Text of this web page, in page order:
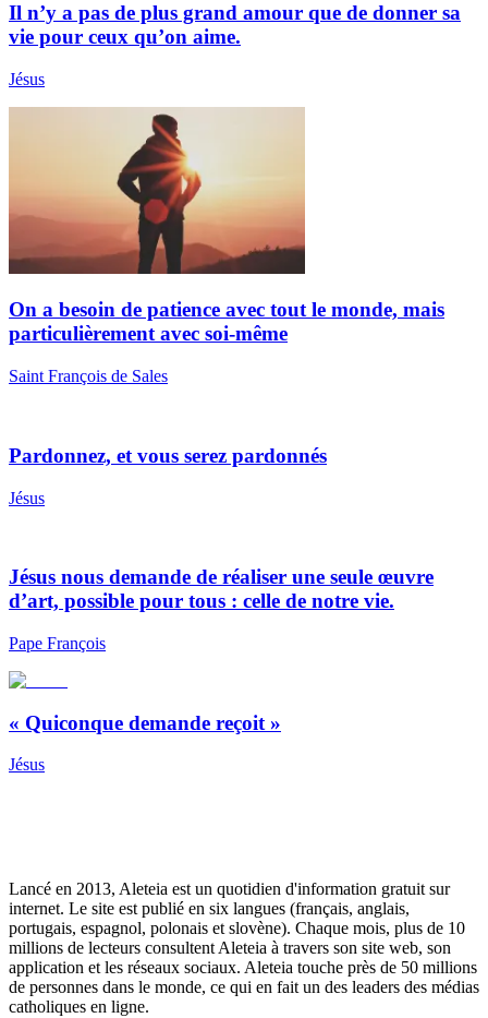
Il n’y a pas de plus grand amour que de donner sa
vie pour ceux qu’on aime.
Jésus
On a besoin de patience avec tout le monde, mais
particulièrement avec soi-même
Saint François de Sales
Pardonnez, et vous serez pardonnés
Jésus
Jésus nous demande de réaliser une seule œuvre
d’art, possible pour tous : celle de notre vie.
Pape François
« Quiconque demande reçoit »
Jésus
Lancé en 2013, Aleteia est un quotidien d'information gratuit sur
internet. Le site est publié en six langues (français, anglais,
portugais, espagnol, polonais et slovène). Chaque mois, plus de 10
millions de lecteurs consultent Aleteia à travers son site web, son
application et les réseaux sociaux. Aleteia touche près de 50 millions
de personnes dans le monde, ce qui en fait un des leaders des médias
catholiques en ligne.